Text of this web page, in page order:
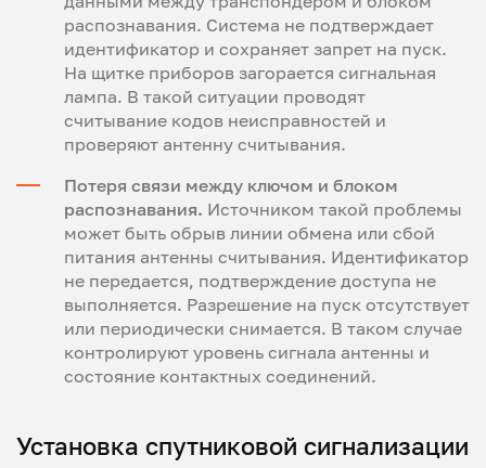
распознавания. Система не подтверждает
идентификатор и сохраняет запрет на пуск.
На щитке приборов загорается сигнальная
лампа. В такой ситуации проводят
считывание кодов неисправностей и
проверяют антенну считывания.
Потеря связи между ключом и блоком
распознавания. Источником такой проблемы
может быть обрыв линии обмена или сбой
питания антенны считывания. Идентификатор
не передается, подтверждение доступа не
выполняется. Разрешение на пуск отсутствует
или периодически снимается. В таком случае
контролируют уровень сигнала антенны и
состояние контактных соединений.
Установка спутниковой сигнализации